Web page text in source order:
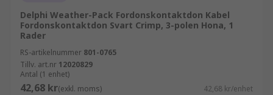
Delphi Weather-Pack Fordonskontaktdon Kabel
Fordonskontaktdon Svart Crimp, 3-polen Hona, 1
Rader
RS-artikelnummer 801-0765
Tillv. art.nr 12020829
Antal (1 enhet)
42,68 kr(exkl. moms) 42,68 kr/enhet